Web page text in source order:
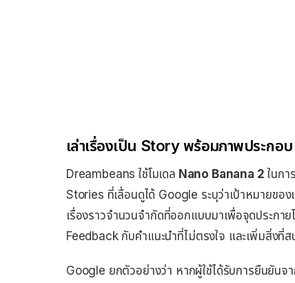
เล่าเรื่องเป็น Story พร้อมภาพประกอ
Dreambeans ใช้โมเดล Nano Banana 2 ในก
Stories ที่เลื่อนดูได้ Google ระบุว่าเป้าหมายขอ
เรื่องราวจำนวนจำกัดที่ออกแบบมาเพื่อจุดประกา
Feedback กับคำแนะนำที่ไม่ตรงใจ และเพิ่มสิ่งที่ส
Google ยกตัวอย่างว่า หากผู้ใช้ได้รับการยืนยัน